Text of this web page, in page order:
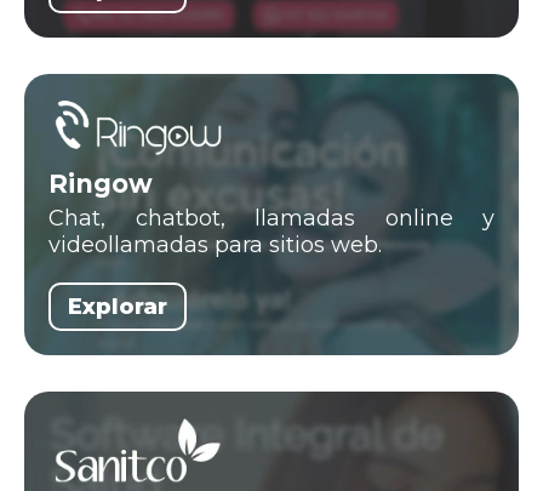
Ringow
Chat, chatbot, llamadas online y
videollamadas para sitios web.
Explorar